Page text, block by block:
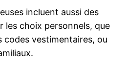
incluent aussi des
les choix personnels, que
codes vestimentaires, ou